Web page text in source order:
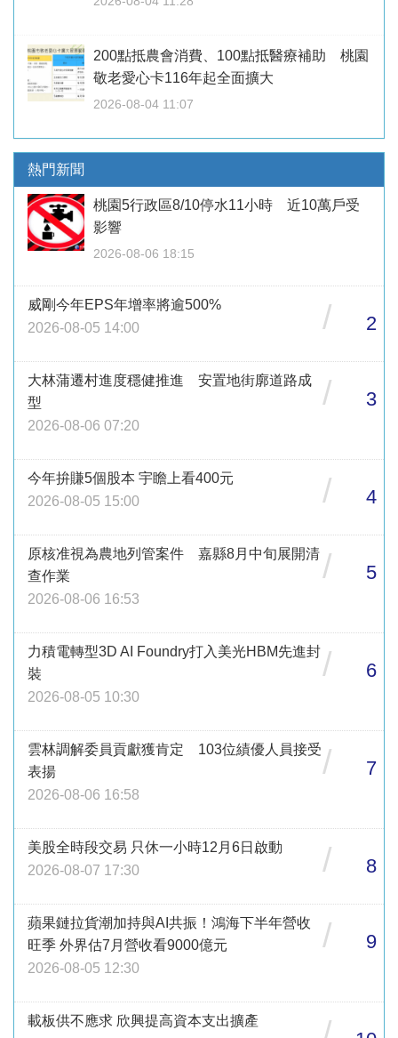
200點抵農會消費、100點抵醫療補助 桃園
敬老愛心卡116年起全面擴大
2026-08-04 11:07
熱門新聞
桃園5行政區8/10停水11小時 近10萬戶受
影響
2026-08-06 18:15
威剛今年EPS年增率將逾500%
2026-08-05 14:00
/ 2
大林蒲遷村進度穩健推進 安置地街廓道路成
型
2026-08-06 07:20
/ 3
今年拚賺5個股本 宇瞻上看400元
2026-08-05 15:00
/ 4
原核准視為農地列管案件 嘉縣8月中旬展開清
查作業
2026-08-06 16:53
/ 5
力積電轉型3D AI Foundry打入美光HBM先進封
裝
2026-08-05 10:30
/ 6
雲林調解委員貢獻獲肯定 103位績優人員接受
表揚
2026-08-06 16:58
/ 7
美股全時段交易 只休一小時12月6日啟動
2026-08-07 17:30
/ 8
蘋果鏈拉貨潮加持與AI共振！鴻海下半年營收
旺季 外界估7月營收看9000億元
2026-08-05 12:30
/ 9
載板供不應求 欣興提高資本支出擴產